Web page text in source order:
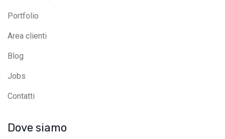
Portfolio
Area clienti
Blog
Jobs
Contatti
Dove siamo